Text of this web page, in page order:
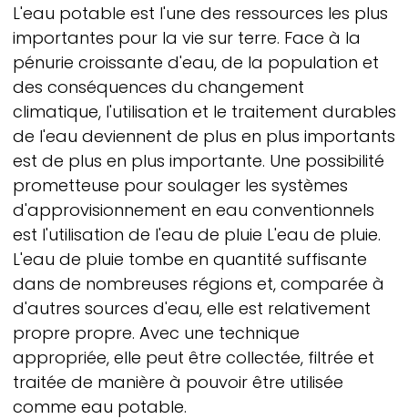
L'eau potable est l'une des ressources les plus
importantes pour la vie sur terre. Face à la
pénurie croissante d'eau, de la population et
des conséquences du changement
climatique, l'utilisation et le traitement durables
de l'eau deviennent de plus en plus importants
est de plus en plus importante. Une possibilité
prometteuse pour soulager les systèmes
d'approvisionnement en eau conventionnels
est l'utilisation de l'eau de pluie L'eau de pluie.
L'eau de pluie tombe en quantité suffisante
dans de nombreuses régions et, comparée à
d'autres sources d'eau, elle est relativement
propre propre. Avec une technique
appropriée, elle peut être collectée, filtrée et
traitée de manière à pouvoir être utilisée
comme eau potable.